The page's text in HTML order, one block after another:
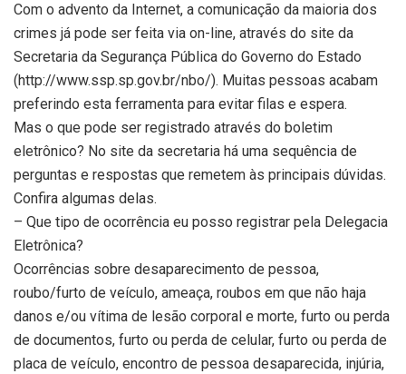
Com o advento da Internet, a comunicação da maioria dos
crimes já pode ser feita via on-line, através do site da
Secretaria da Segurança Pública do Governo do Estado
(http://www.ssp.sp.gov.br/nbo/). Muitas pessoas acabam
preferindo esta ferramenta para evitar filas e espera.
Mas o que pode ser registrado através do boletim
eletrônico? No site da secretaria há uma sequência de
perguntas e respostas que remetem às principais dúvidas.
Confira algumas delas.
– Que tipo de ocorrência eu posso registrar pela Delegacia
Eletrônica?
Ocorrências sobre desaparecimento de pessoa,
roubo/furto de veículo, ameaça, roubos em que não haja
danos e/ou vítima de lesão corporal e morte, furto ou perda
de documentos, furto ou perda de celular, furto ou perda de
placa de veículo, encontro de pessoa desaparecida, injúria,